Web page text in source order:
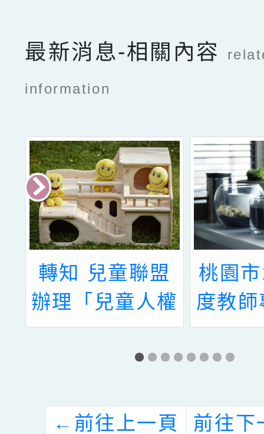
最新消息-相關內容
information
轉知 兒童聯盟
辦理「兒童人權
桌遊與案例實作
工作坊」
桃園
度教
實踐
專業
實務
← 前往上一頁 前往下